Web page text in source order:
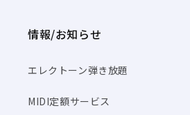
情報/お知らせ
エレクトーン弾き放題
MIDI定額サービス